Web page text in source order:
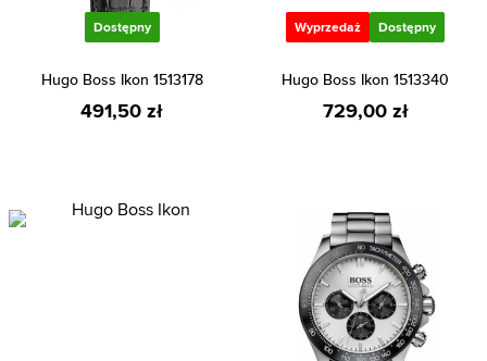
Dostępny
Hugo Boss Ikon 1513178
491,50 zł
Wyprzedaż Dostępny
Hugo Boss Ikon 1513340
729,00 zł